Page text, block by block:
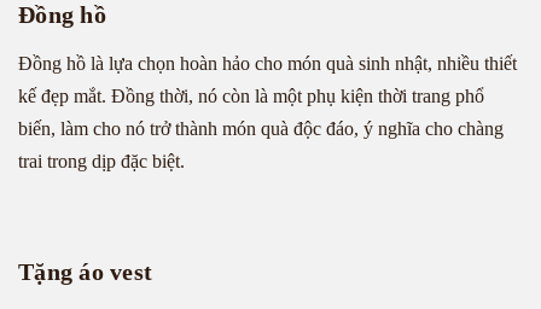
Đồng hồ
Đồng hồ là lựa chọn hoàn hảo cho món quà sinh nhật, nhiều thiết
kế đẹp mắt. Đồng thời, nó còn là một phụ kiện thời trang phổ
biến, làm cho nó trở thành món quà độc đáo, ý nghĩa cho chàng
trai trong dịp đặc biệt.
Tặng áo vest